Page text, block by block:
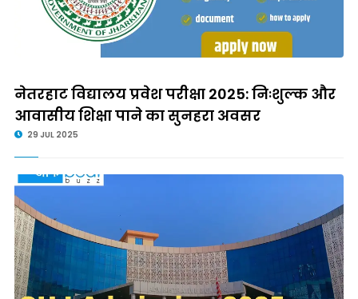
नेतरहाट विद्यालय प्रवेश परीक्षा 2025: निःशुल्क और
आवासीय शिक्षा पाने का सुनहरा अवसर
29 JUL 2025